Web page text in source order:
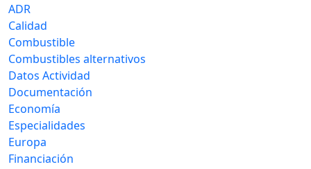
ADR
Calidad
Combustible
Combustibles alternativos
Datos Actividad
Documentación
Economía
Especialidades
Europa
Financiación